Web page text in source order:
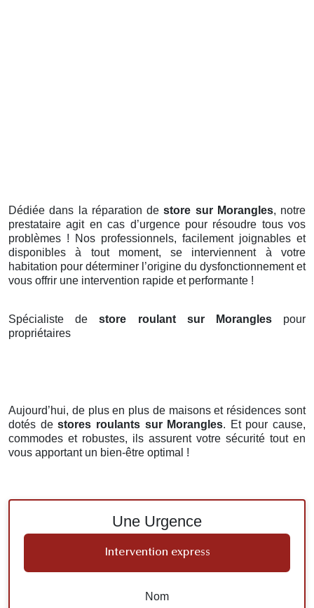
Dédiée dans la réparation destore sur Morangles, notre
prestataire agit en cas d’urgence pour résoudre tous vos
problèmes ! Nos professionnels, facilement joignables et
disponibles à tout moment, se interviennent à votre
habitation pour déterminer l’origine du dysfonctionnement et
vous offrir une intervention rapide et performante !
Spécialiste destore roulant sur Morangles pour
propriétaires
Aujourd’hui, de plus en plus de maisons et résidences sont
dotés destores roulants sur Morangles. Et pour cause,
commodes et robustes, ils assurent votre sécurité tout en
vous apportant un bien-être optimal !
Une Urgence
Intervention express
Nom